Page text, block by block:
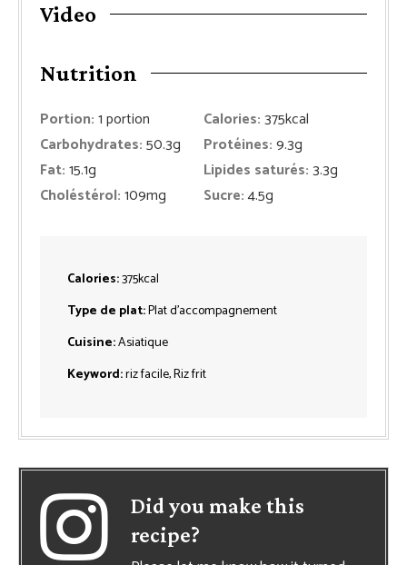
Video
Nutrition
Portion:1portion Calories:375kcal
Carbohydrates:50.3g Protéines:9.3g
Fat:15.1g Lipides saturés:3.3g
Choléstérol:109mg Sucre:4.5g
Calories:375kcal
Type de plat:Plat d'accompagnement
Cuisine:Asiatique
Keyword:riz facile, Riz frit
Did you make this
recipe?